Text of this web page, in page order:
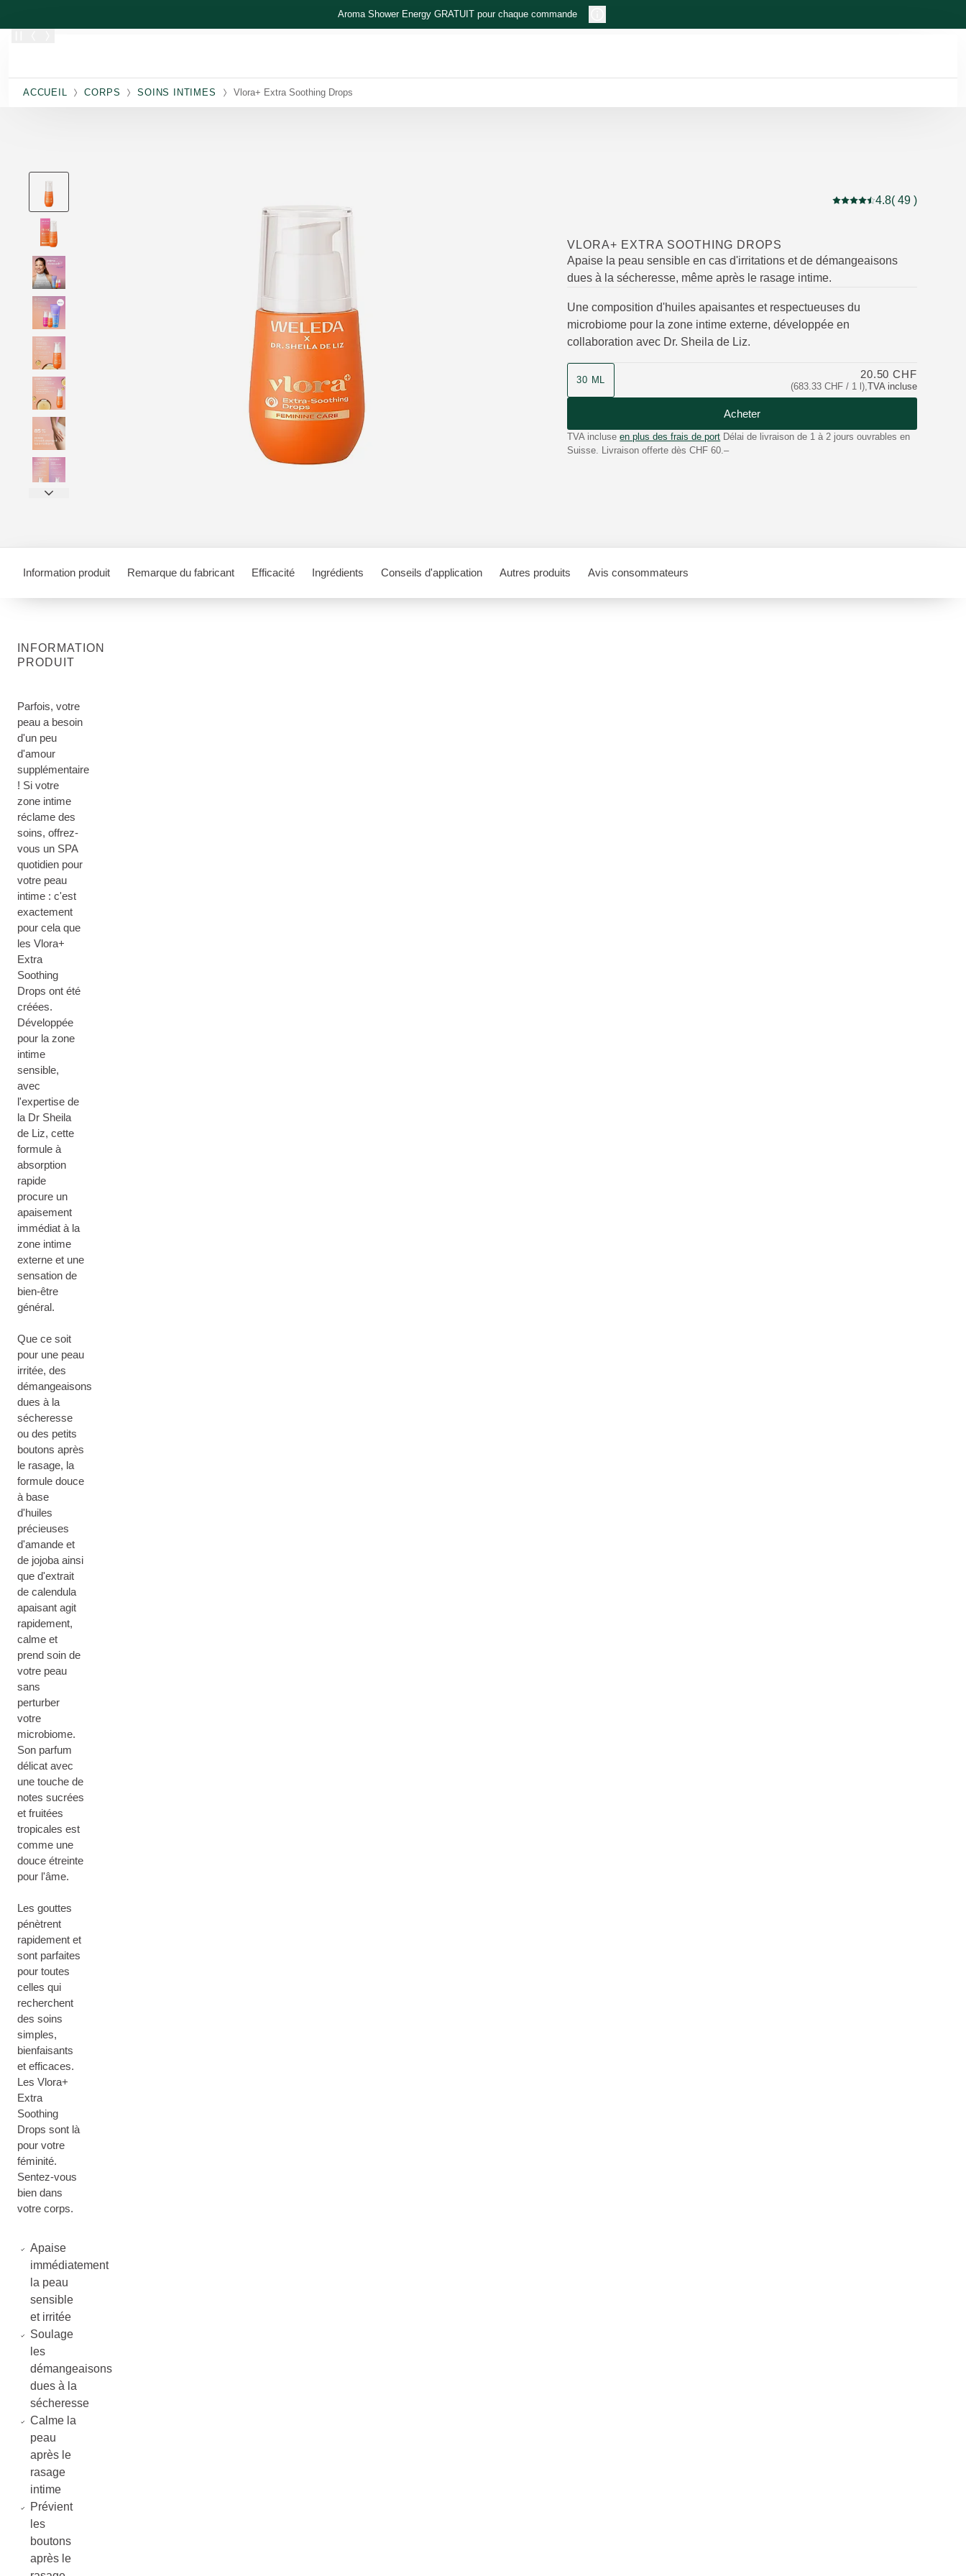
Aroma Shower Energy GRATUIT pour chaque commande
ACCUEIL CORPS SOINS INTIMES Vlora+ Extra Soothing Drops
Note actuelle : 4.8 sur 5
4.8( 49 )
VLORA+ EXTRA SOOTHING DROPS
Apaise la peau sensible en cas d'irritations et de démangeaisons
dues à la sécheresse, même après le rasage intime.
Une composition d'huiles apaisantes et respectueuses du
microbiome pour la zone intime externe, développée en
collaboration avec Dr. Sheila de Liz.
30 ML
(683.33 CHF / 1 l),TVA incluse
20.50 CHF
Acheter
TVA incluse en plus des frais de port Délai de livraison de 1 à 2 jours ouvrables en
Suisse. Livraison offerte dès CHF 60.–
Information produit Remarque du fabricant Efficacité Ingrédients Conseils d'application Autres produits Avis consommateurs
INFORMATION
PRODUIT
Parfois, votre
peau a besoin
d'un peu
d'amour
supplémentaire
! Si votre
zone intime
réclame des
soins, offrez-
vous un SPA
quotidien pour
votre peau
intime : c'est
exactement
pour cela que
les Vlora+
Extra
Soothing
Drops ont été
créées.
Développée
pour la zone
intime
sensible,
avec
l'expertise de
la Dr Sheila
de Liz, cette
formule à
absorption
rapide
procure un
apaisement
immédiat à la
zone intime
externe et une
sensation de
bien-être
général.
Que ce soit
pour une peau
irritée, des
démangeaisons
dues à la
sécheresse
ou des petits
boutons après
le rasage, la
formule douce
à base
d'huiles
précieuses
d'amande et
de jojoba ainsi
que d'extrait
de calendula
apaisant agit
rapidement,
calme et
prend soin de
votre peau
sans
perturber
votre
microbiome.
Son parfum
délicat avec
une touche de
notes sucrées
et fruitées
tropicales est
comme une
douce étreinte
pour l'âme.
Les gouttes
pénètrent
rapidement et
sont parfaites
pour toutes
celles qui
recherchent
des soins
simples,
bienfaisants
et efficaces.
Les Vlora+
Extra
Soothing
Drops sont là
pour votre
féminité.
Sentez-vous
bien dans
votre corps.
Apaise
immédiatement
la peau
sensible
et irritée
Soulage
les
démangeaisons
dues à la
sécheresse
Calme la
peau
après le
rasage
intime
Prévient
les
boutons
après le